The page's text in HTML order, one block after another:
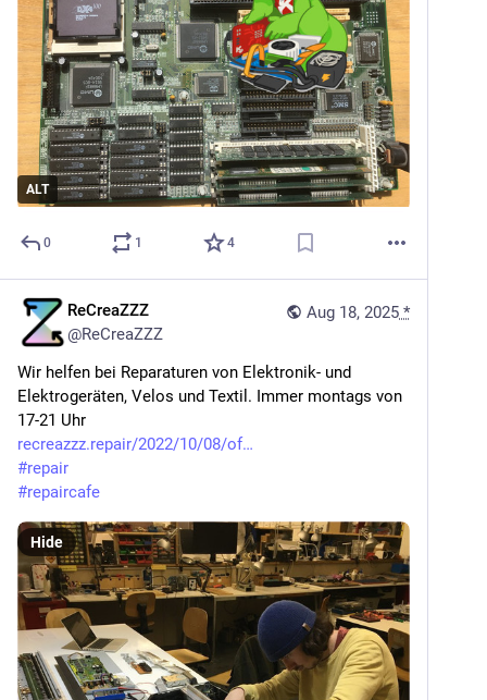
ALT
0 1 4
Aug 18, 2025 *
ReCreaZZZ
@ReCreaZZZ
Wir helfen bei Reparaturen von Elektronik- und
Elektrogeräten, Velos und Textil. Immer montags von
17-21 Uhr
recreazzz.repair/2022/10/08/of
#repair
#repaircafe
Hide